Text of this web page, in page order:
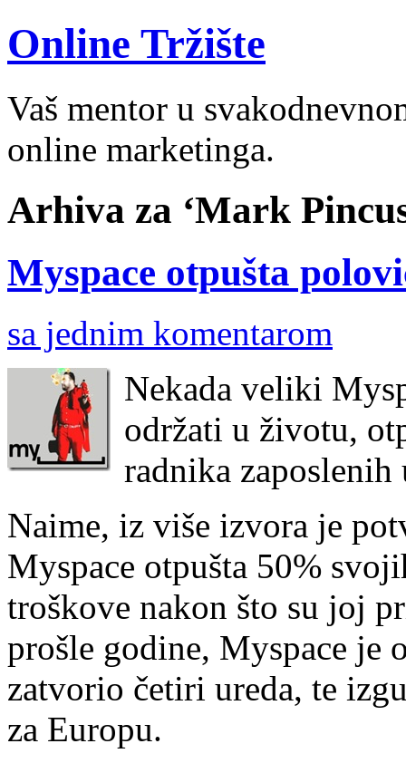
Online Tržište
Vaš mentor u
online marketinga.
Arhiva za ‘Mark
Myspace otpušta
sa jednim komentarom
Nekada veliki
održati u životu,
radnika zaposlenih
Naime, iz više izvora je
Myspace otpušta 50%
troškove nakon što su joj
prošle godine, Myspace je
zatvorio četiri ureda, te
za Europu.